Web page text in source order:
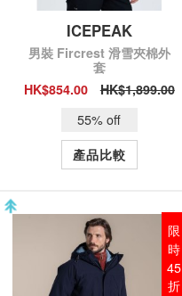
QUICK VIEW
ICEPEAK
男裝 Fircrest 滑雪夾棉外
套
HK$854.00
HK$1,899.00
55% off
產品比較
限
時
45
折